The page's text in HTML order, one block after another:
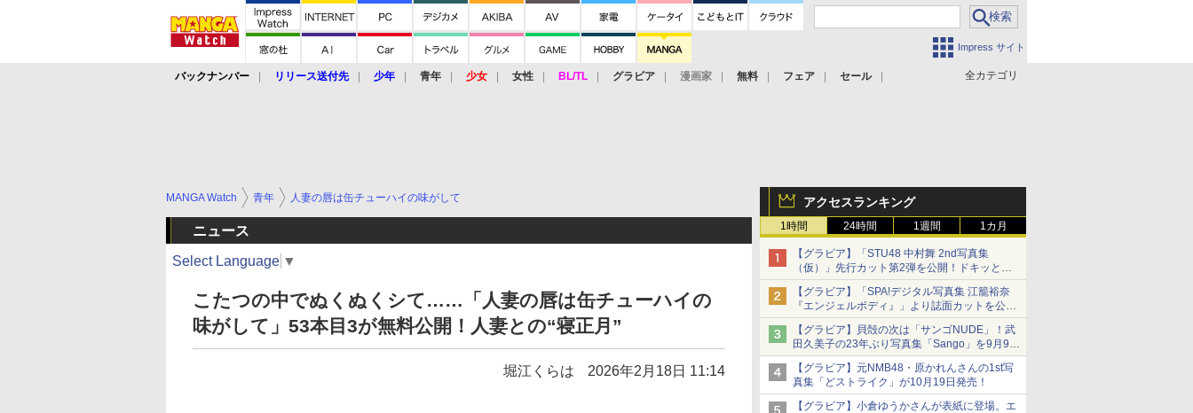
Impress サイト
全カテゴリ
バックナンバー リリース送付先 少年 青年 少女 女性 BL/TL グラビア 漫画家 無料 フェア セール
アクセスランキング
1時間 24時間 1週間 1カ月
【グラビア】「STU48 中村舞 2nd写真集
（仮）」先行カット第2弾を公開！ドキッとす
るランジェリーカットなど新たな挑戦
【グラビア】「SPA!デジタル写真集 江籠裕奈
『エンジェルボディ』」より誌面カットを公
開！
【グラビア】貝殻の次は「サンゴNUDE」！武
田久美子の23年ぶり写真集「Sango」を9月9日
に発売
【グラビア】元NMB48・原かれんさんの1st写
真集「どストライク」が10月19日発売！
【グラビア】小倉ゆうかさんが表紙に登場。エ
MANGA Watch 青年 人妻の唇は缶チューハイの味がして
ニュース
Select Language ▼
こたつの中でぬくぬくシて……「人妻の唇は缶チューハイの
味がして」53本目3が無料公開！人妻との“寝正月”
堀江くらは 2026年2月18日 11:14